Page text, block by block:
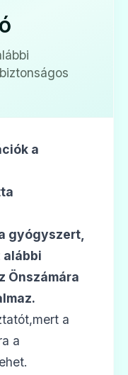
injekció
infúzióhoz
a
gyógyszert,
alábbi
Önszámára
a
a